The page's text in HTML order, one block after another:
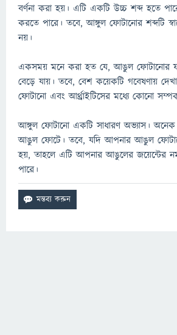
বর্ণনা করা হয়। এটি একটি উচ্চ শব্দ হতে
করতে পারে। তবে, আঙ্গুল ফোটানোর শব্দটি
নয়।
একসময় মনে করা হত যে, আঙুল ফোটানোর
বেড়ে যায়। তবে, বেশ কয়েকটি গবেষণায়
ফোটানো এবং আর্থ্রাইটিসের মধ্যে কোনো
আঙ্গুল ফোটানো একটি সাধারণ অভ্যাস।
আঙুল ফোটে। তবে, যদি আপনার আঙুল
হয়, তাহলে এটি আপনার আঙুলের জয়েন্টের
পারে।